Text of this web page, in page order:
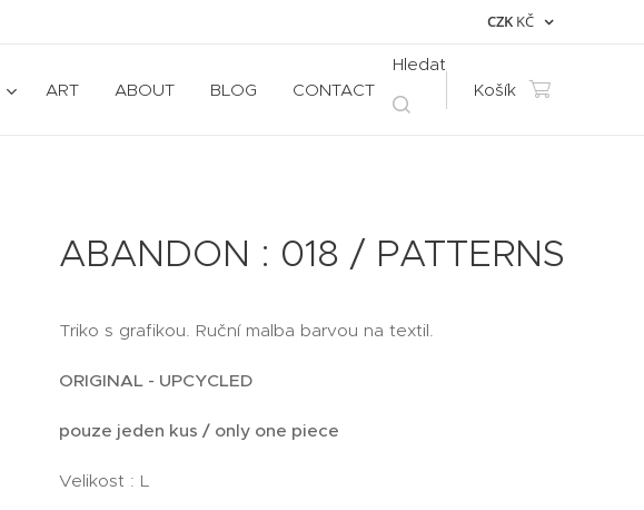
CZK KČ
ART ABOUT BLOG CONTACT
Hledat
Košík
ABANDON : 018 / PATTERNS
Triko s grafikou. Ruční malba barvou na textil.
ORIGINAL - UPCYCLED
pouze jeden kus / only one piece
Velikost : L